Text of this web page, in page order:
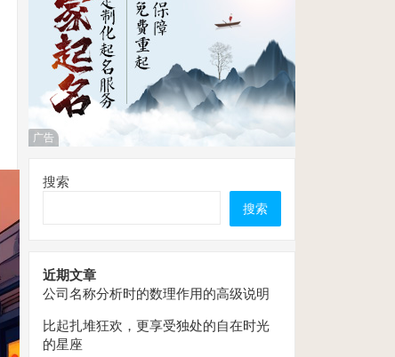
广告
搜索
搜索
近期文章
公司名称分析时的数理作用的高级说明
比起扎堆狂欢，更享受独处的自在时光
的星座